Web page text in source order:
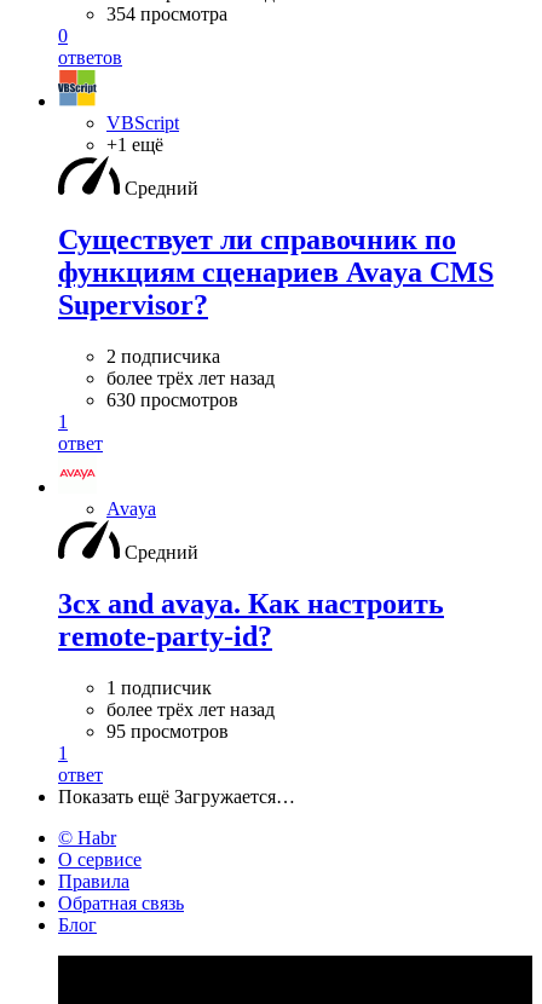
354 просмотра
0
ответов
VBScript
+1 ещё
Средний
Существует ли справочник по
функциям сценариев Avaya CMS
Supervisor?
2 подписчика
более трёх лет назад
630 просмотров
1
ответ
Avaya
Средний
3cx and avaya. Как настроить
remote-party-id?
1 подписчик
более трёх лет назад
95 просмотров
1
ответ
Показать ещё Загружается…
© Habr
О сервисе
Правила
Обратная связь
Блог